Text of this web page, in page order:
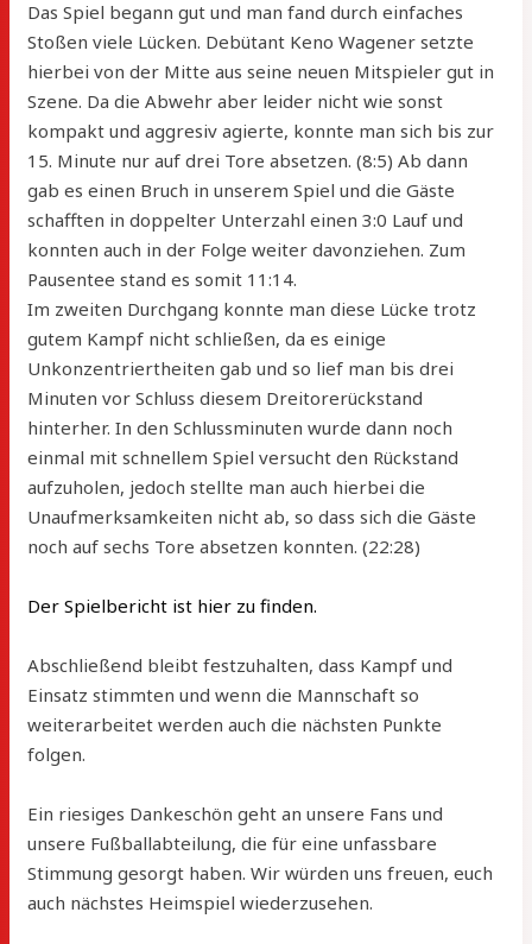
Das Spiel begann gut und man fand durch einfaches
Stoßen viele Lücken. Debütant Keno Wagener setzte
hierbei von der Mitte aus seine neuen Mitspieler gut in
Szene. Da die Abwehr aber leider nicht wie sonst
kompakt und aggresiv agierte, konnte man sich bis zur
15. Minute nur auf drei Tore absetzen. (8:5) Ab dann
gab es einen Bruch in unserem Spiel und die Gäste
schafften in doppelter Unterzahl einen 3:0 Lauf und
konnten auch in der Folge weiter davonziehen. Zum
Pausentee stand es somit 11:14.
Im zweiten Durchgang konnte man diese Lücke trotz
gutem Kampf nicht schließen, da es einige
Unkonzentriertheiten gab und so lief man bis drei
Minuten vor Schluss diesem Dreitorerückstand
hinterher. In den Schlussminuten wurde dann noch
einmal mit schnellem Spiel versucht den Rückstand
aufzuholen, jedoch stellte man auch hierbei die
Unaufmerksamkeiten nicht ab, so dass sich die Gäste
noch auf sechs Tore absetzen konnten. (22:28)
Der Spielbericht ist hier zu finden.
Abschließend bleibt festzuhalten, dass Kampf und
Einsatz stimmten und wenn die Mannschaft so
weiterarbeitet werden auch die nächsten Punkte
folgen.
Ein riesiges Dankeschön geht an unsere Fans und
unsere Fußballabteilung, die für eine unfassbare
Stimmung gesorgt haben. Wir würden uns freuen, euch
auch nächstes Heimspiel wiederzusehen.